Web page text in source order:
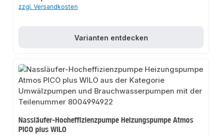
zzgl. Versandkosten
Varianten entdecken
Nassläufer-Hocheffizienzpumpe Heizungspumpe Atmos
PICO plus WILO